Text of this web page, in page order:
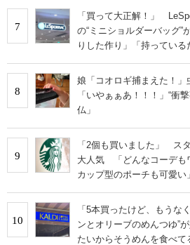
7
「買って大正解！」
の“ミニショルダーバッグ
りした作り」「持っている
8
娘「コオロギ捕まえた！
「いやぁぁあ！！！」“衝
仏」
9
「2個も買いました」 ス
大人気 「どんなコーデも
カップ型のポーチも可愛い
10
「5本買ったけど、もうな
ンとオリーブのめんつゆ”
たいからそうめんを食べて